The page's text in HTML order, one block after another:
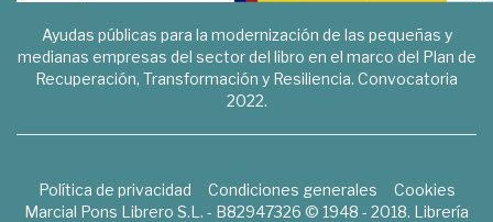
Ayudas públicas para la modernización de las pequeñas y
medianas empresas del sector del libro en el marco del Plan de
Recuperación, Transformación y Resiliencia. Convocatoria
2022.
Política de privacidad Condiciones generales
Cookies
Marcial Pons Librero S.L. - B82947326 © 1948 - 2018. Librería